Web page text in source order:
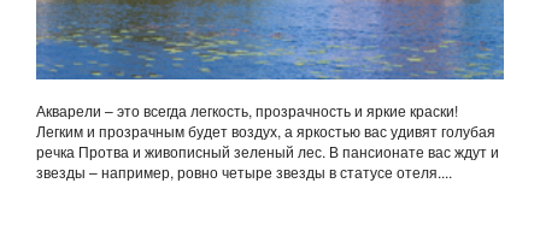
Акварели – это всегда легкость, прозрачность и яркие краски!
Легким и прозрачным будет воздух, а яркостью вас удивят голубая
речка Протва и живописный зеленый лес. В пансионате вас ждут и
звезды – например, ровно четыре звезды в статусе отеля....